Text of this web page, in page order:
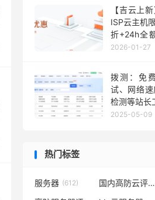
【吉云上
ISP云主机
折+24h全
元每月，
2026-01-27
拨测：免
试、网络
检测等站长
2025-05-09
热门标签
服务器 (612) 国内高防云评测